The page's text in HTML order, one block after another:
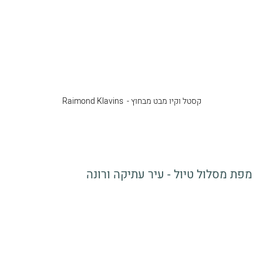
קסטל וקיו מבט מבחוץ -  Raimond Klavins
מפת מסלול טיול - עיר עתיקה ורונה